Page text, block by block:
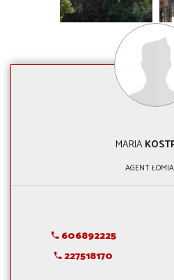
MARIA
AGENT
606892225
227518170